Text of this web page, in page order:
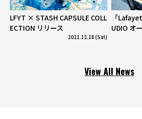
LFYT × STASH CAPSULE COLL
ECTION リリース
2021.12.18 (Sat)
「
UDIO オ
View All News